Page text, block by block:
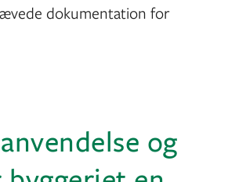
dokumentation for
og